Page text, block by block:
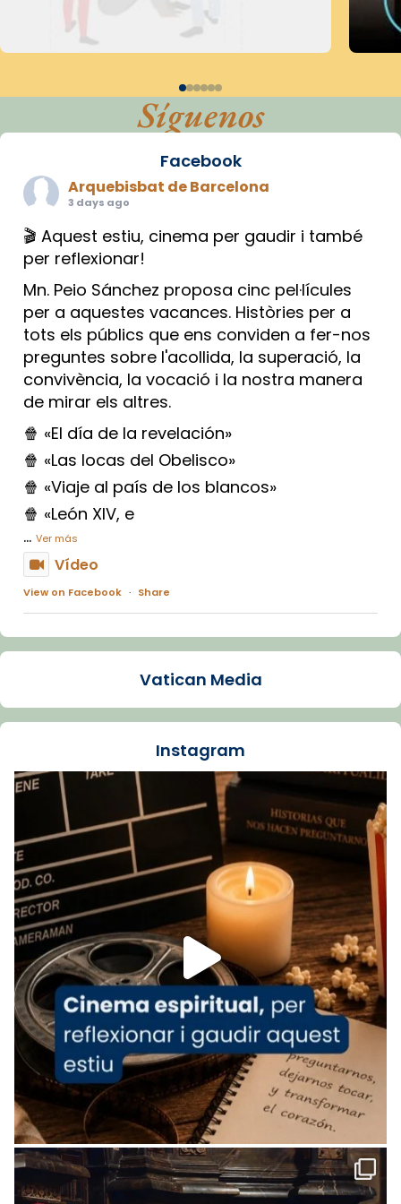
Síguenos
Facebook
Arquebisbat de Barcelona
3 days ago
🎬 Aquest estiu, cinema per gaudir i també
per reflexionar!
Mn. Peio Sánchez proposa cinc pel·lícules
per a aquestes vacances. Històries per a
tots els públics que ens conviden a fer-nos
preguntes sobre l'acollida, la superació, la
convivència, la vocació i la nostra manera
de mirar els altres.
🍿 «El día de la revelación»
🍿 «Las locas del Obelisco»
🍿 «Viaje al país de los blancos»
🍿 «León XIV, e
... Ver más
Vídeo
View on Facebook · Share
Arquebisbat de Barcelona
La Carmina va patir depressió. Fa gairebé
dos mesos, a l'Estadi Lluís Companys, la
Recupera l'entrevista comp
Vatican
tican News 👇
www.vaticannews.va/es/iglesia/news/2026-
07/carmina-historia-depresion-papa-viaje-
espana-testimoni...
Foto
View on Facebook · Share
Arquebisbat de Barcelona
2 weeks ago
«Avui les santes Juliana i Semproniana ens
ajuden a alçar la mirada»
Mons. Sergi Gordo, bisbe de Tortosa, ha
presidit aquest 27 de juliol la missa de Les
Santes de Mataró.
🔗tinyurl.com/cvu5jmbk
Vatican Media
Instagram